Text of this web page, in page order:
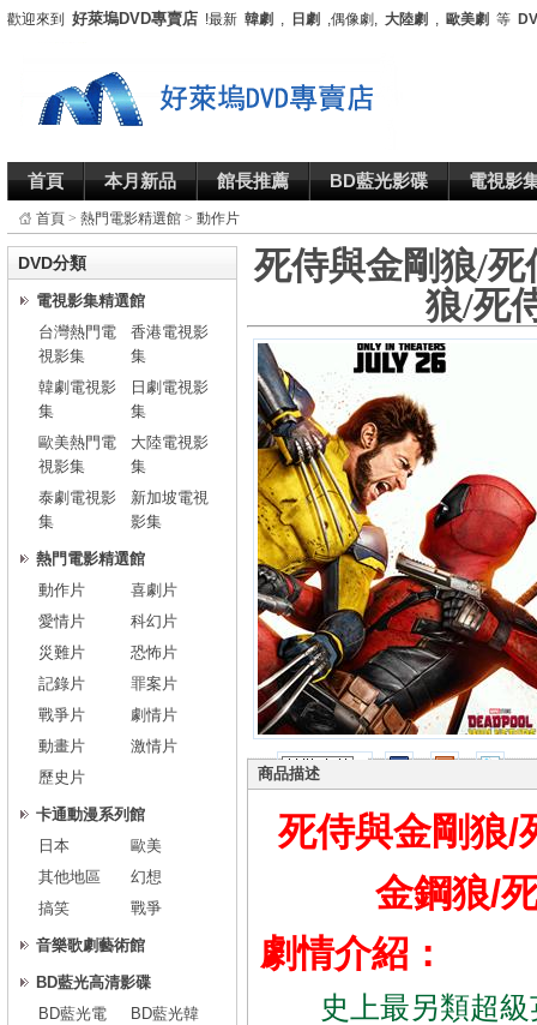
歡迎來到 好萊塢DVD專賣店 !最新 韓劇 , 日劇 ,偶像劇, 大陸劇 , 歐美劇 等
首頁 本月新品 館長推薦 BD藍光影碟 電視影
首頁 > 熱門電影精選館 > 動作片
死侍與金剛狼/
狼/死
商品描述
死侍與金剛狼/
金鋼狼/
劇情介紹：
史上最另類超級
DVD分類
電視影集精選館
台灣熱門電
視影集
香港電視影
集
韓劇電視影
集
日劇電視影
集
歐美熱門電
視影集
大陸電視影
集
泰劇電視影
集
新加坡電視
影集
熱門電影精選館
動作片
喜劇片
愛情片
科幻片
災難片
恐怖片
記錄片
罪案片
戰爭片
劇情片
動畫片
激情片
歷史片
卡通動漫系列館
日本
歐美
其他地區
幻想
搞笑
戰爭
音樂歌劇藝術館
BD藍光高清影碟
BD藍光電
BD藍光韓